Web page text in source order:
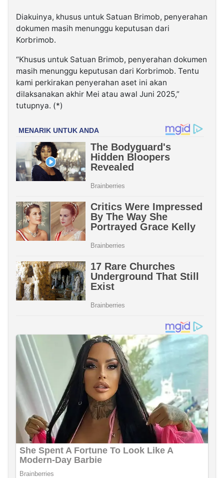
Diakuinya, khusus untuk Satuan Brimob, penyerahan
dokumen masih menunggu keputusan dari
Korbrimob.
“Khusus untuk Satuan Brimob, penyerahan dokumen
masih menunggu keputusan dari Korbrimob. Tentu
kami perkirakan penyerahan aset ini akan
dilaksanakan akhir Mei atau awal Juni 2025,”
tutupnya. (*)